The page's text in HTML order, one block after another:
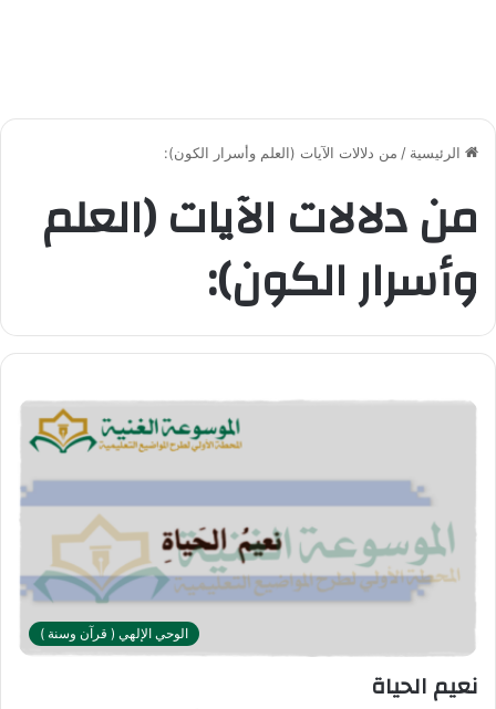
الرئيسية / من دلالات الآيات (العلم وأسرار الكون):
من دلالات الآيات (العلم
وأسرار الكون):
الوحي الإلهي ( قرآن وسنة )
نعيم الحياة